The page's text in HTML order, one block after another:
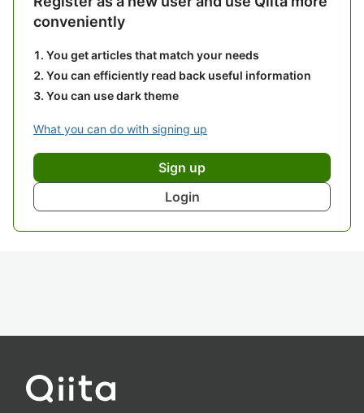
conveniently
You get articles that match your needs
You can efficiently read back useful information
You can use dark theme
What you can do with signing up
Sign up
Login